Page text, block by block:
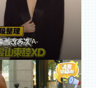
曲改36次 A-